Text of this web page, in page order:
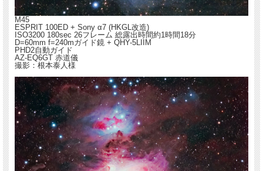
M45
ESPRIT 100ED + Sony α7 (HKGL改造)
ISO3200 180sec 26フレーム 総露出時間約1時間18分
D=60mm f=240mガイド鏡 + QHY-5LIIM
PHD2自動ガイド
AZ-EQ6GT 赤道儀
撮影：根本泰人様